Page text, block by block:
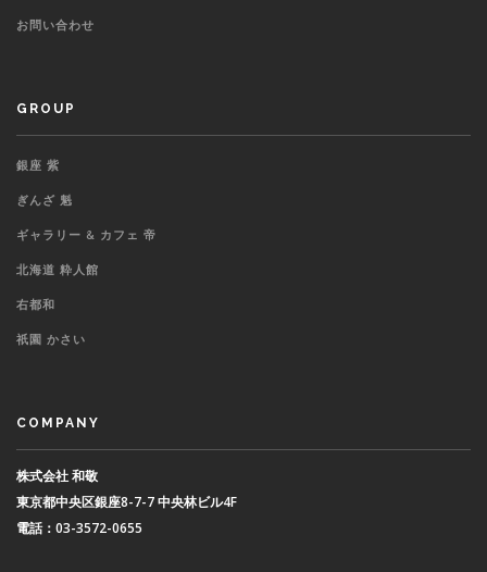
お問い合わせ
GROUP
銀座 紫
ぎんざ 魁
ギャラリー & カフェ 帝
北海道 粋人館
右都和
祇園 かさい
COMPANY
株式会社 和敬
東京都中央区銀座8-7-7 中央林ビル4F
電話：03-3572-0655